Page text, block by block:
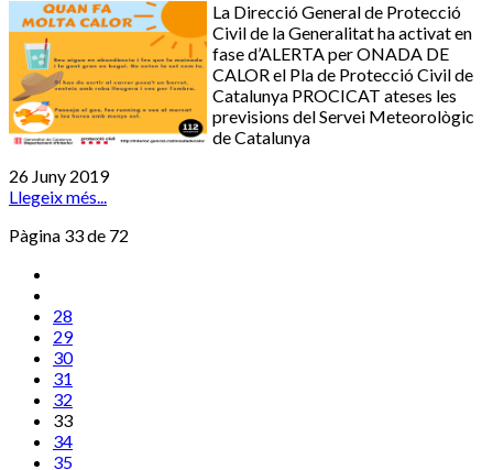
La Direcció General de Protecció
Civil de la Generalitat ha activat en
fase d’ALERTA per ONADA DE
CALOR el Pla de Protecció Civil de
Catalunya PROCICAT ateses les
previsions del Servei Meteorològic
de Catalunya
26 Juny 2019
Llegeix més...
Pàgina 33 de 72
28
29
30
31
32
33
34
35